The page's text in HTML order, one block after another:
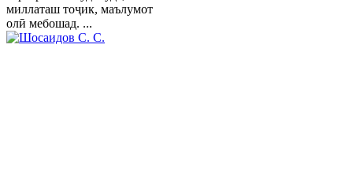
миллаташ тоҷик, маълумот
олӣ мебошад. ...